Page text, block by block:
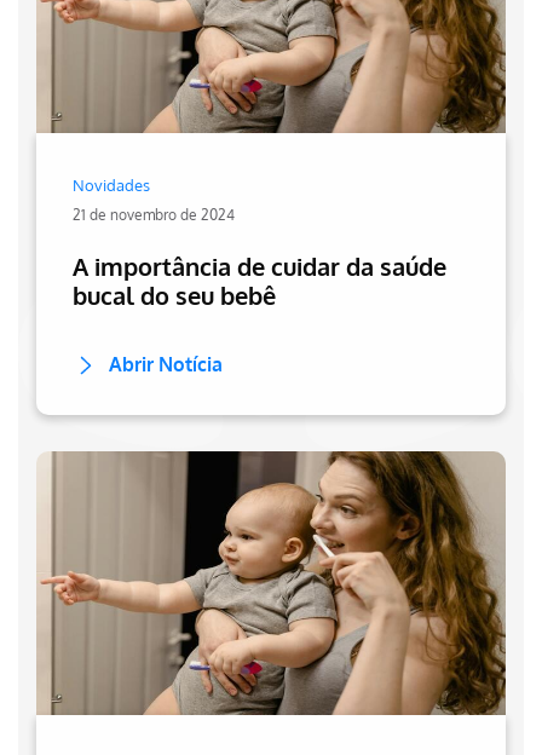
Novidades
21 de novembro de 2024
A importância de cuidar da saúde
bucal do seu bebê
Abrir Notícia